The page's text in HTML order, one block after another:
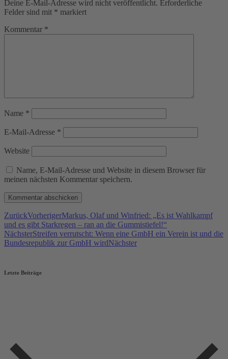
Deine E-Mail-Adresse wird nicht veröffentlicht. Erforderliche
Felder sind mit * markiert
Kommentar *
Name *
E-Mail-Adresse *
Website
Name, E-Mail-Adresse und Website in diesem Browser für
meinen nächsten Kommentar speichern.
ZurückVorherigerMarkus, Olaf und Winfried: „Es ist Wahlkampf
und es gibt Starkregen – ran an die Gummistiefel!“
NächsterStreifen verrutscht: Wenn eine GmbH ein Verein ist und die
Bundesrepublik zur GmbH wirdNächster
Letzte Beiträge